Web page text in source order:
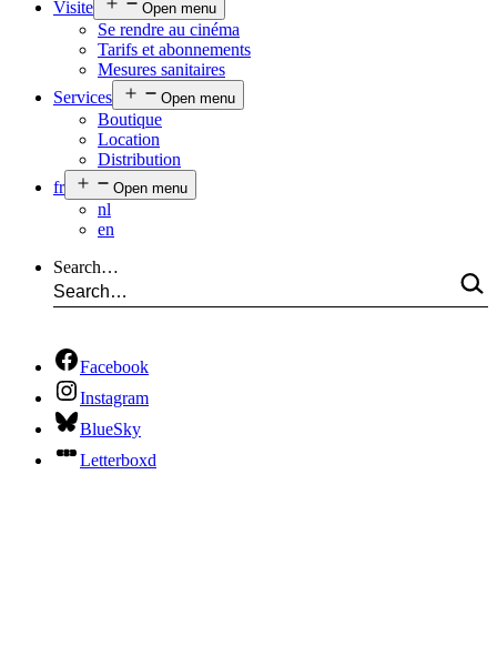
Visite
Open menu
Se rendre au cinéma
Tarifs et abonnements
Mesures sanitaires
Services
Open menu
Boutique
Location
Distribution
fr
Open menu
nl
en
Search…
Facebook
Instagram
BlueSky
Letterboxd